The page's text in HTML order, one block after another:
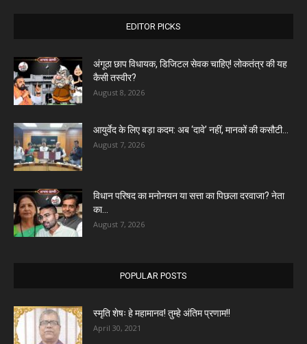
EDITOR PICKS
अंगूठा छाप विधायक, डिजिटल सेवक चाहिए! लोकतंत्र की यह
कैसी तस्वीर?
August 8, 2026
आयुर्वेद के लिए बड़ा कदम: अब ‘दावे’ नहीं, मानकों की कसौटी...
August 7, 2026
विधान परिषद का मनोनयन या सत्ता का पिछला दरवाजा? नेता
का...
August 7, 2026
POPULAR POSTS
स्मृति शेषः हे महामानव! तुम्हे अंतिम प्रणाम!!
April 30, 2021